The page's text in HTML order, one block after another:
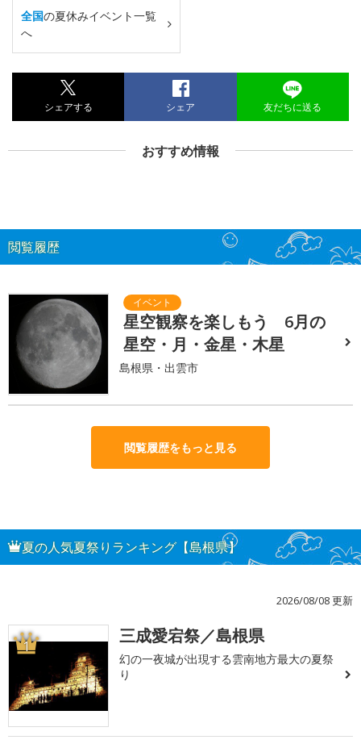
全国の夏休みイベント一覧
へ
シェアする シェア 友だちに送る
おすすめ情報
閲覧履歴
星空観察を楽しもう 6月の
星空・月・金星・木星
島根県・出雲市
閲覧履歴をもっと見る
夏の人気夏祭りランキング【島根県】
2026/08/08 更新
1 三成愛宕祭／島根県
幻の一夜城が出現する雲南地方最大の夏祭
り